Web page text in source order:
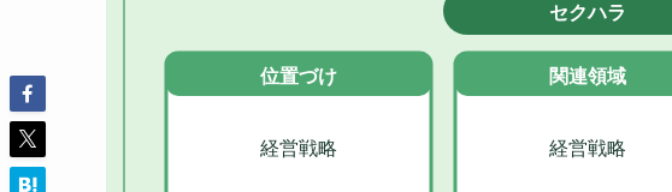
セクハラ
位置づけ
経営戦略
関連領域
経営戦略